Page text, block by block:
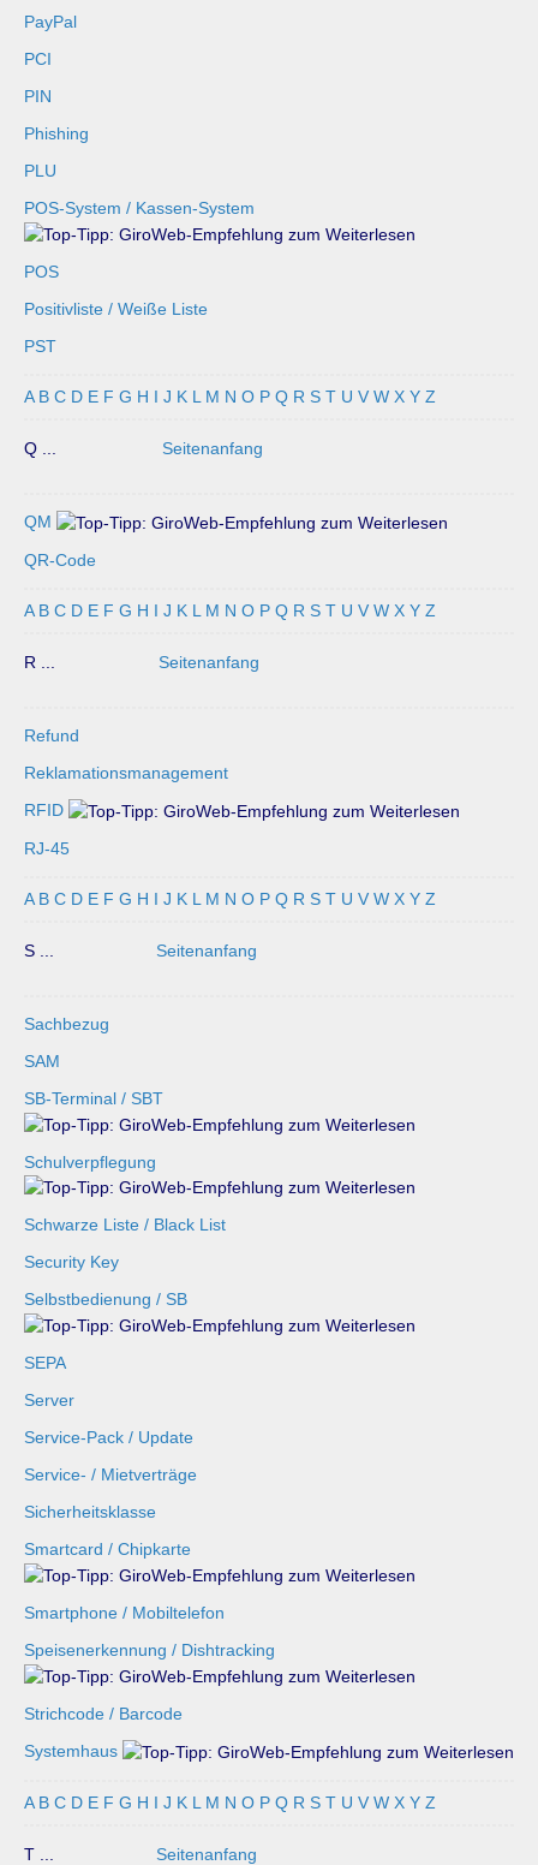
PayPal
PCI
PIN
Phishing
PLU
POS-System / Kassen-System
POS
Positivliste / Weiße Liste
PST
A B C D E F G H I J K L M N O P Q R S T U V W X Y Z
Q ... Seitenanfang
QM
QR-Code
A B C D E F G H I J K L M N O P Q R S T U V W X Y Z
R ... Seitenanfang
Refund
Reklamationsmanagement
RFID
RJ-45
A B C D E F G H I J K L M N O P Q R S T U V W X Y Z
S ... Seitenanfang
Sachbezug
SAM
SB-Terminal / SBT
Schulverpflegung
Schwarze Liste / Black List
Security Key
Selbstbedienung / SB
SEPA
Server
Service-Pack / Update
Service- / Mietverträge
Sicherheitsklasse
Smartcard / Chipkarte
Smartphone / Mobiltelefon
Speisenerkennung / Dishtracking
Strichcode / Barcode
Systemhaus
A B C D E F G H I J K L M N O P Q R S T U V W X Y Z
T ... Seitenanfang